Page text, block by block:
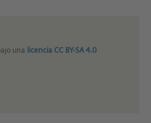
una licencia CC BY-SA 4.0